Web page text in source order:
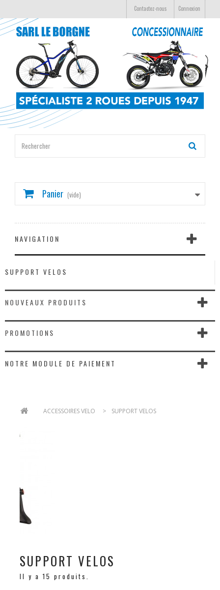
Connexion
Contactez-nous
Panier (vide)
NAVIGATION
SUPPORT VELOS
NOUVEAUX PRODUITS
PROMOTIONS
NOTRE MODULE DE PAIEMENT
ACCESSOIRES VELO > SUPPORT VELOS
SUPPORT VELOS
Il y a 15 produits.